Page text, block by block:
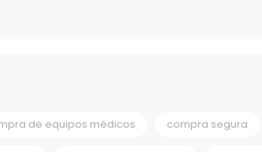
de equipos médicos compra segura